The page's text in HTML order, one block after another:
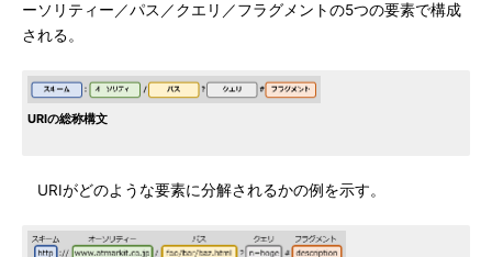
ーソリティー／パス／クエリ／フラグメントの5つの要素で構成
される。
URIの総称構文
URIがどのような要素に分解されるかの例を示す。